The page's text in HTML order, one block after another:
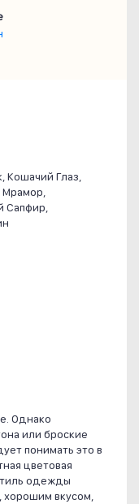
Кошачий Глаз,
Мрамор,
Сапфир,
Однако
или броские
понимать это в
цветовая
одежды
хорошим вкусом,